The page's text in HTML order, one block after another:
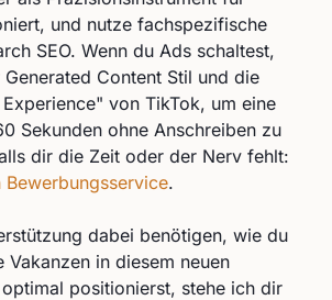
und nutze fachspezifische
SEO. Wenn du Ads schaltest,
Content Stil und die
von TikTok, um eine
Sekunden ohne Anschreiben zu
dir die Zeit oder der Nerv fehlt:
.
dabei benötigen, wie du
in diesem neuen
positionierst, stehe ich dir